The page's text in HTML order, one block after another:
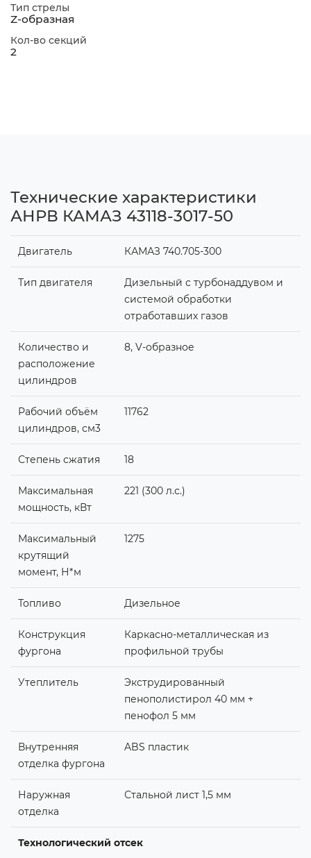
Тип стрелы
Z-образная
Кол-во секций
2
Технические характеристики
АНРВ КАМАЗ 43118-3017-50
Двигатель КАМАЗ 740.705-300
Тип двигателя
Дизельный с турбонаддувом и
системой обработки
отработавших газов
Количество и
расположение
цилиндров
8, V-образное
Рабочий объём
цилиндров, см3
11762
Степень сжатия 18
Максимальная
мощность, кВт
221 (300 л.с.)
Максимальный
крутящий
момент, Н*м
1275
Топливо Дизельное
Конструкция
фургона
Каркасно-металлическая из
профильной трубы
Утеплитель
Экструдированный
пенополистирол 40 мм +
пенофол 5 мм
Внутренняя
отделка фургона
ABS пластик
Наружная
отделка
Стальной лист 1,5 мм
Технологический отсек